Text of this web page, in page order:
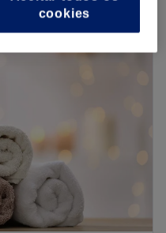
cookies